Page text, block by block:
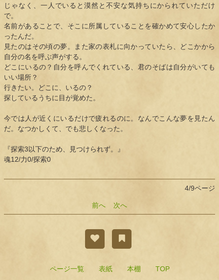
じゃなく、一人でいると漠然と不安な気持ちにかられていただけ
で。
名前があることで、そこに所属していることを確かめて安心したか
ったんだ。
見たのはその頃の夢。また家の表札に向かっていたら、どこかから
自分の名を呼ぶ声がする。
どこにいるの？自分を呼んでくれている、君のそばは自分がいても
いい場所？
行きたい。どこに、いるの？
探しているうちに目が覚めた。
今では人が近くにいるだけで疲れるのに。なんでこんな夢を見たん
だ。なつかしくて、でも悲しくなった。
『探索3以下のため、見つけられず。』
魂12/力0/探索0
4/9ページ
前へ 次へ
ページ一覧 表紙 本棚 TOP